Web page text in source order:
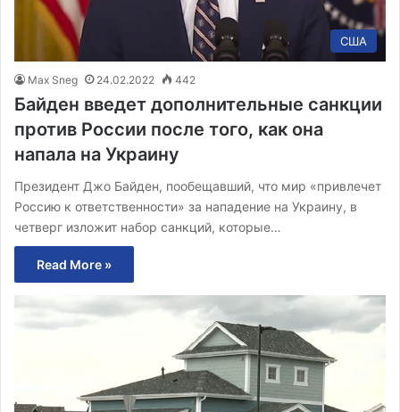
США
Max Sneg 24.02.2022 442
Байден введет дополнительные санкции
против России после того, как она
напала на Украину
Президент Джо Байден, пообещавший, что мир «привлечет
Россию к ответственности» за нападение на Украину, в
четверг изложит набор санкций, которые…
Read More »